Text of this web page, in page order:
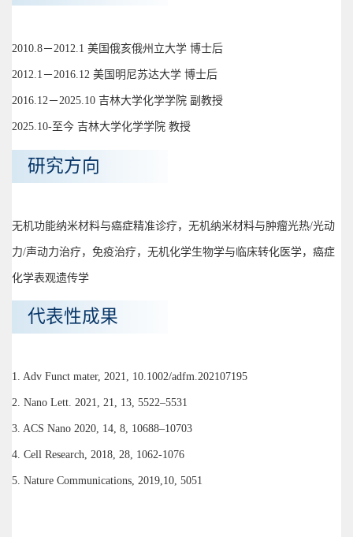
2010.8－2012.1 美国俄亥俄州立大学 博士后
2012.1－2016.12 美国明尼苏达大学 博士后
2016.12－2025.10 吉林大学化学学院 副教授
2025.10-至今 吉林大学化学学院 教授
研究方向
无机功能纳米材料与癌症精准诊疗，无机纳米材料与肿瘤光热/光动
力/声动力治疗，免疫治疗，无机化学生物学与临床转化医学，癌症
化学表观遗传学
代表性成果
1. Adv Funct mater, 2021, 10.1002/adfm.202107195
2. Nano Lett. 2021, 21, 13, 5522–5531
3. ACS Nano 2020, 14, 8, 10688–10703
4. Cell Research, 2018, 28, 1062-1076
5. Nature Communications, 2019,10, 5051